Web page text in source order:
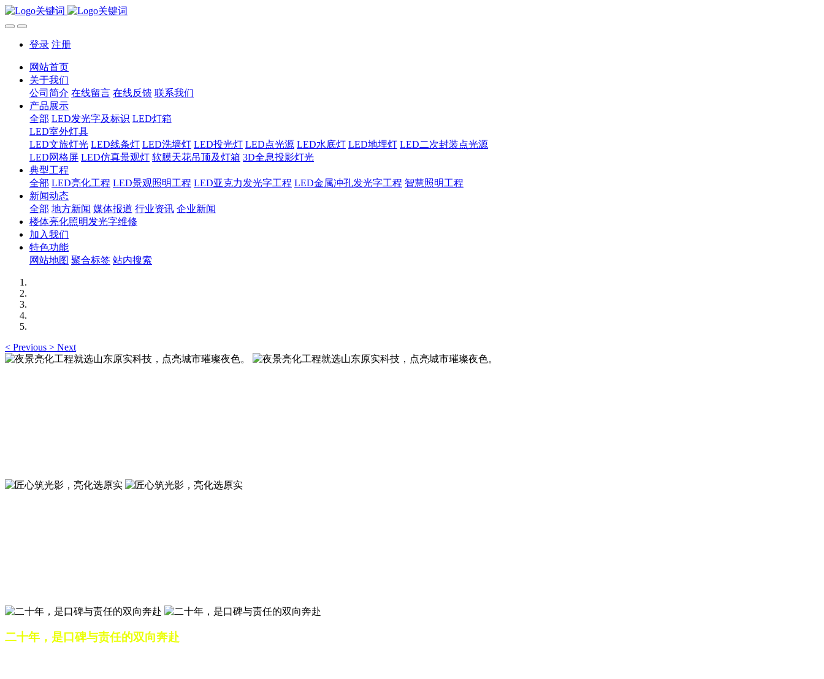
登录 注册
网站首页
关于我们
公司简介 在线留言 在线反馈 联系我们
产品展示
全部 LED发光字及标识 LED灯箱
LED室外灯具
LED文旅灯光 LED线条灯 LED洗墙灯 LED投光灯 LED点光源 LED水底灯 LED地埋灯 LED二次封装点光源
LED网格屏 LED仿真景观灯 软膜天花吊顶及灯箱 3D全息投影灯光
典型工程
全部 LED亮化工程 LED景观照明工程 LED亚克力发光字工程 LED金属冲孔发光字工程 智慧照明工程
新闻动态
全部 地方新闻 媒体报道 行业资讯 企业新闻
楼体亮化照明发光字维修
加入我们
特色功能
网站地图 聚合标签 站内搜索
< Previous > Next
二十年，是口碑与责任的双向奔赴